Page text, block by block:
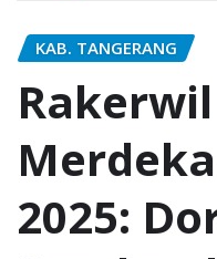
KAB. TANGERANG
2025: